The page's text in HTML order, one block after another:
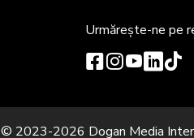
Urmărește-ne pe
© 2023-2026 Dogan Media